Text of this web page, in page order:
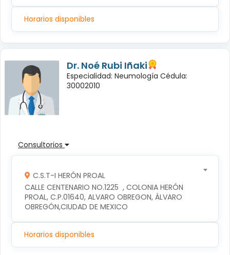
Horarios disponibles
Dr. Noé Rubi Iñaki
Especialidad: Neumología Cédula:
30002010
Consultorios
C.S.T-I HERÓN PROAL
CALLE CENTENARIO NO.1225  , COLONIA HERÓN
PROAL, C.P.01640, ALVARO OBREGON, ÁLVARO
OBREGÓN,CIUDAD DE MEXICO
Horarios disponibles